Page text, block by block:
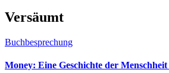
Versäumt
Buchbesprechung
Money: Eine Geschichte der